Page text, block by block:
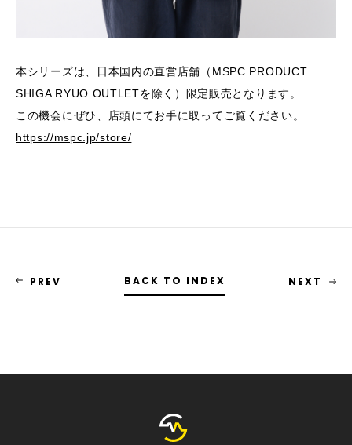
本シリーズは、日本国内の直営店舗（MSPC PRODUCT
SHIGA RYUO OUTLETを除く）限定販売となります。
この機会にぜひ、店頭にてお手に取ってご覧ください。
https://mspc.jp/store/
PREV BACK TO INDEX NEXT